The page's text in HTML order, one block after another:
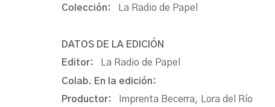
Colección:
La Radio de Papel
DATOS DE LA EDICIÓN
Editor:
La Radio de Papel
Colab. En la edición:
Productor:
Imprenta Becerra, Lora del Río